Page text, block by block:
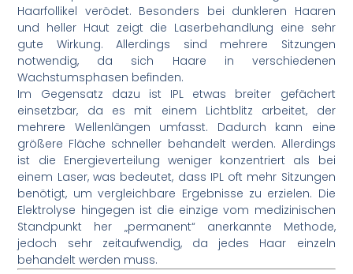
Haarfollikel verödet. Besonders bei dunkleren Haaren
und heller Haut zeigt die Laserbehandlung eine sehr
gute Wirkung. Allerdings sind mehrere Sitzungen
notwendig, da sich Haare in verschiedenen
Wachstumsphasen befinden.
Im Gegensatz dazu ist IPL etwas breiter gefächert
einsetzbar, da es mit einem Lichtblitz arbeitet, der
mehrere Wellenlängen umfasst. Dadurch kann eine
größere Fläche schneller behandelt werden. Allerdings
ist die Energieverteilung weniger konzentriert als bei
einem Laser, was bedeutet, dass IPL oft mehr Sitzungen
benötigt, um vergleichbare Ergebnisse zu erzielen. Die
Elektrolyse hingegen ist die einzige vom medizinischen
Standpunkt her „permanent“ anerkannte Methode,
jedoch sehr zeitaufwendig, da jedes Haar einzeln
behandelt werden muss.